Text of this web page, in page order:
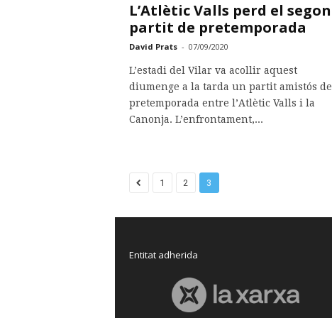
L’Atlètic Valls perd el segon
partit de pretemporada
David Prats - 07/09/2020
L’estadi del Vilar va acollir aquest
diumenge a la tarda un partit amistós de
pretemporada entre l’Atlètic Valls i la
Canonja. L’enfrontament,...
1 2 3
Entitat adherida